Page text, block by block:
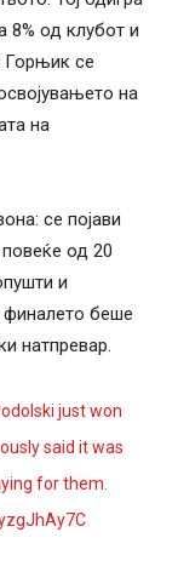
8% од клубот и
Горњик се
на
на
се појави
од 20
и
финалето беше
натпревар.
just won
said it was
for them.